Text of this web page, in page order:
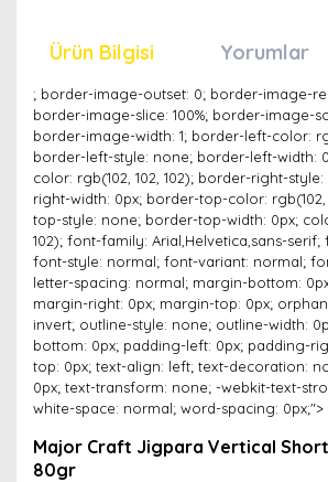
Ürün Bilgisi Yorumlar
; border-image-outset: 0; border-image-
border-image-slice: 100%; border-image-
border-image-width: 1; border-left-color:
border-left-style: none; border-left-width:
color: rgb(102, 102, 102); border-right-
right-width: 0px; border-top-color: rgb(102,
top-style: none; border-top-width: 0px;
102); font-family: Arial,Helvetica,sans-serif;
font-style: normal; font-variant: normal;
letter-spacing: normal; margin-bottom:
margin-right: 0px; margin-top: 0px;
invert; outline-style: none; outline-width:
bottom: 0px; padding-left: 0px; padding-
top: 0px; text-align: left; text-decoration:
0px; text-transform: none; -webkit-text-
white-space: normal; word-spacing: 0px;">
Major Craft Jigpara Vertical
80gr